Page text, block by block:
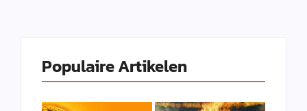
Populaire Artikelen